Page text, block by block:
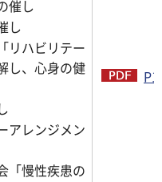
催し
し
リハビリテー
し、心身の健
アレンジメン
「慢性疾患の